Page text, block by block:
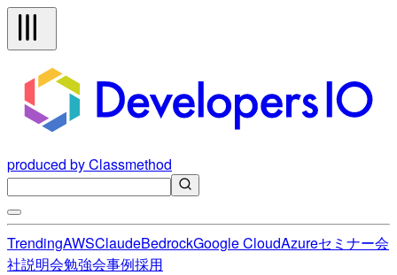
produced by Classmethod
TrendingAWSClaudeBedrockGoogle CloudAzureセミナー会
社説明会勉強会事例採用